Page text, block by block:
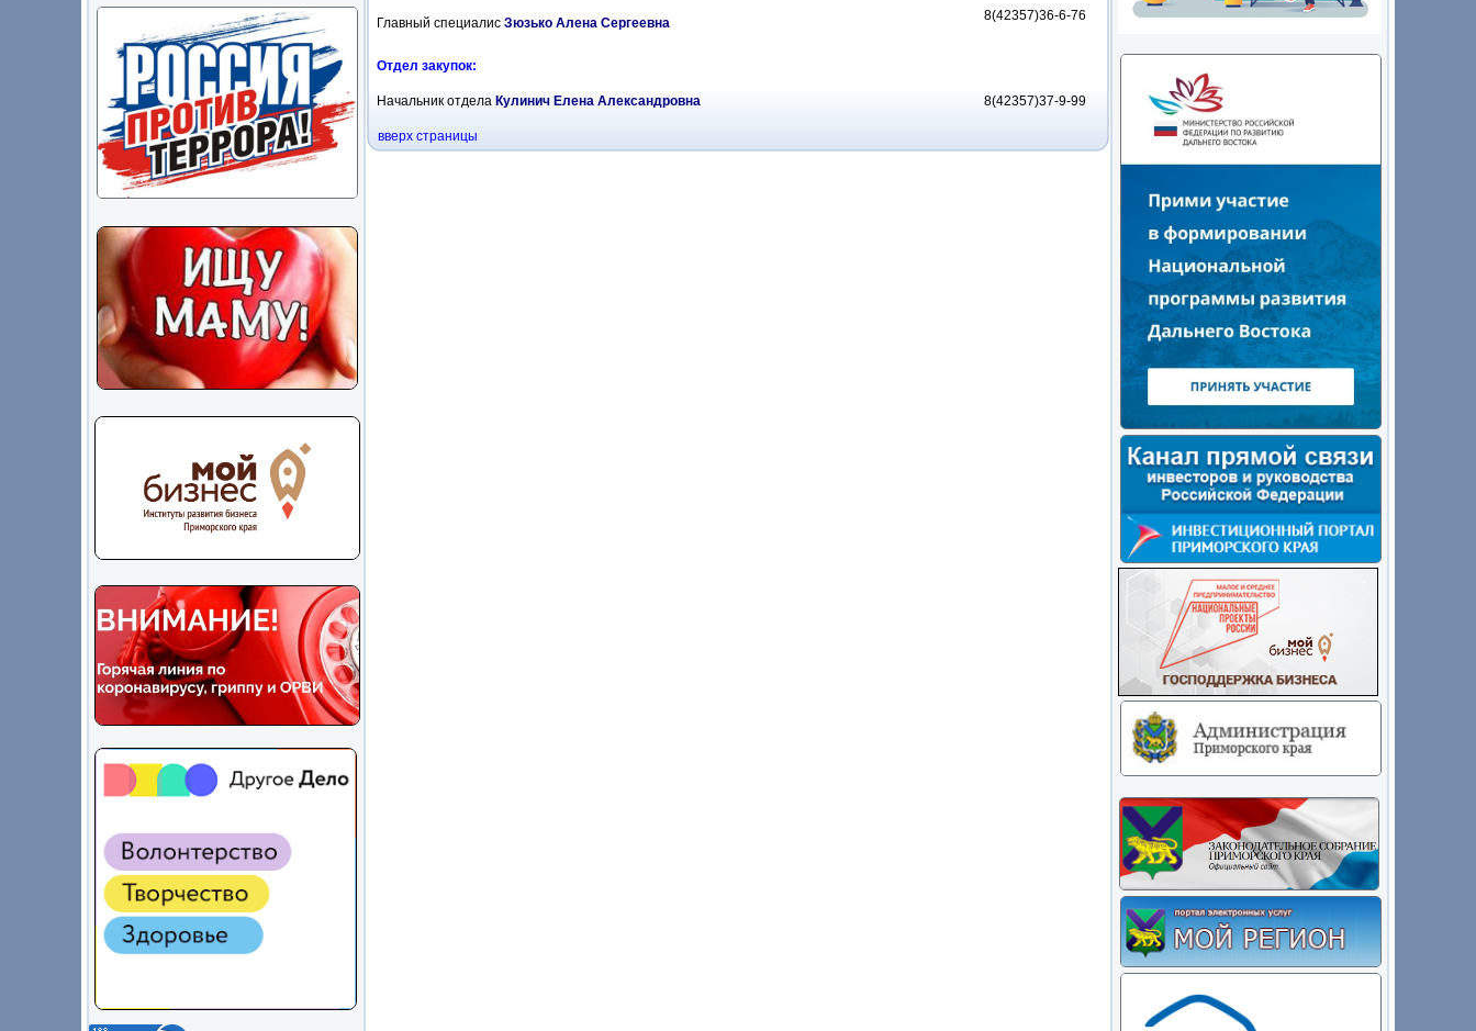
Главный специалис Зюзько Алена Сергеевна 8(42357)36-6-76
Отдел закупок:
Начальник отдела Кулинич Елена Александровна 8(42357)37-9-99
вверх страницы